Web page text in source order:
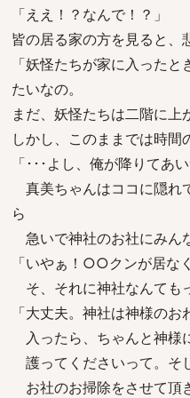
「ええ！？なんで！？」
皆の居る家の方を見ると、
「妖怪たちが家に入った
たいなの。
まだ、妖怪たちは二階に上
しかし、このままでは時間
「･･･よし、俺が降りてあ
真美ちゃんはココに隠れ
ら
急いで神社のお社にみん
「いやぁ！○○クンが居な
そ、それに神社なんても
「大丈夫。神社は神様のお
入ったら、ちゃんと神様
護ってくださいって。そ
お社のお掃除をさせて頂